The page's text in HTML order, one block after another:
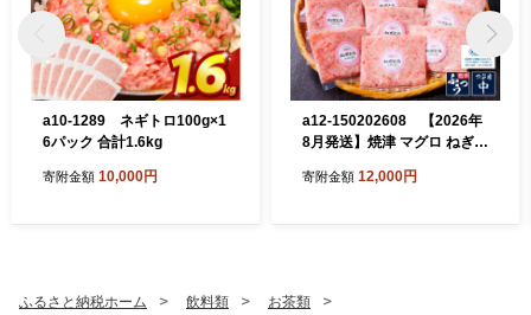
a10-1289 ネギトロ100g×1
6パック 合計1.6kg
寄附金額 10,000円
a12-150202608 【2026年
8月発送】焼津 マグロ ねぎと
寄附金額 12,000円
ふるさと納税ホーム 飲料類 お茶類